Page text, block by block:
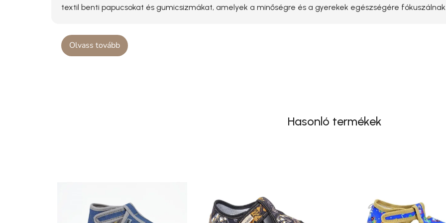
textil benti papucsokat és gumicsizmákat, amelyek a minőségre és a gyerekek egészségére
Olvass tovább
Hasonló termékek